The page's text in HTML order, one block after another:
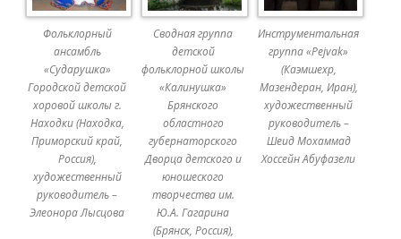
Фольклорный
ансамбль
«Сударушка»
Городской детской
хоровой школы г.
Находки (Находка,
Приморский край,
Россия),
художественный
руководитель –
Элеонора Лысцова
Сводная группа
детской
фольклорной школы
«Калинушка»
Брянского
областного
губернаторского
Дворца детского и
юношеского
творчества им.
Ю.А. Гагарина
(Брянск, Россия),
Инструментальная
группа «Pejvak»
(Каэмшехр,
Мазендеран, Иран),
художественный
руководитель –
Шеид Мохаммад
Хоссейн Абуфазели